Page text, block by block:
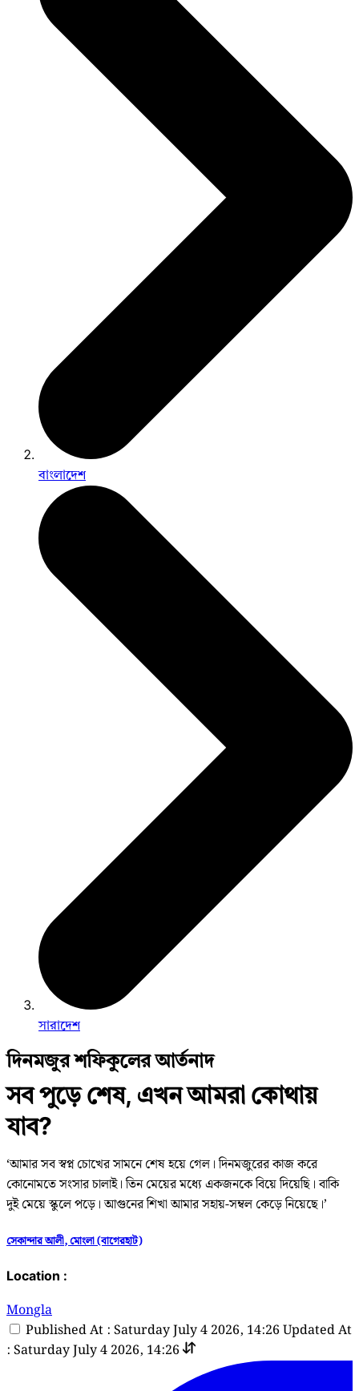
বাংলাদেশ
সারাদেশ
দিনমজুর শফিকুলের আর্তনাদ
সব পুড়ে শেষ, এখন আমরা কোথায়
যাব?
‘আমার সব স্বপ্ন চোখের সামনে শেষ হয়ে গেল। দিনমজুরের কাজ করে
কোনোমতে সংসার চালাই। তিন মেয়ের মধ্যে একজনকে বিয়ে দিয়েছি। বাকি
দুই মেয়ে স্কুলে পড়ে। আগুনের শিখা আমার সহায়-সম্বল কেড়ে নিয়েছে।’
সেকান্দার আলী, মোংলা (বাগেরহাট)
Location :
Mongla
Published At : Saturday July 4 2026, 14:26 Updated At
: Saturday July 4 2026, 14:26